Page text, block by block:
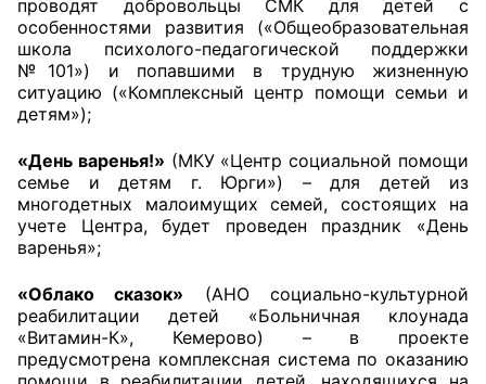
проводят добровольцы СМК для детей с
особенностями развития («Общеобразовательная
школа психолого-педагогической поддержки
№101») и попавшими в трудную жизненную
ситуацию («Комплексный центр помощи семьи и
детям»);
«День варенья!» (МКУ «Центр социальной помощи
семье и детям г. Юрги») – для детей из
многодетных малоимущих семей, состоящих на
учете Центра, будет проведен праздник «День
варенья»;
«Облако сказок» (АНО социально-культурной
реабилитации детей «Больничная клоунада
«Витамин-К», Кемерово) – в проекте
предусмотрена комплексная система по оказанию